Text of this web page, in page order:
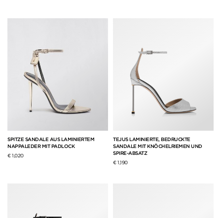
SPITZE SANDALE AUS LAMINIERTEM
NAPPALEDER MIT PADLOCK
€ 1,020
TEJUS LAMINIERTE, BEDRUCKTE
SANDALE MIT KNÖCHELRIEMEN UND
SPIRE-ABSATZ
€ 1,190